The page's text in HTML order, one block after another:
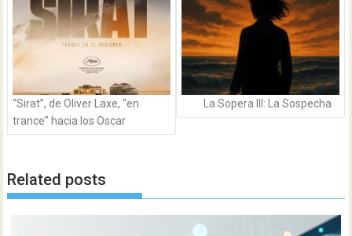
entradas
“Sirat”, de Oliver Laxe, “en
trance” hacia los Oscar
La Sopera III: La Sospecha
Related posts